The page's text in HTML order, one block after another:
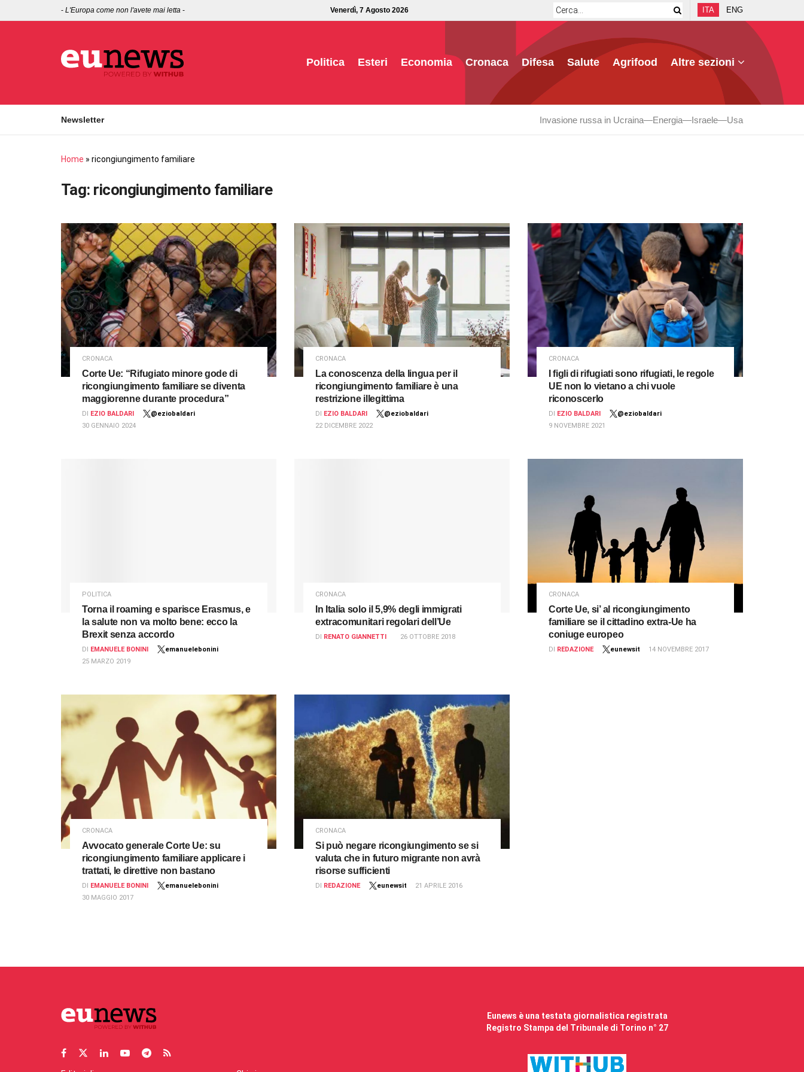
- L'Europa come non l'avete mai letta - Venerdì, 7 Agosto 2026 ITA ENG
Politica Esteri Economia Cronaca Difesa Salute Agrifood Altre sezioni
Newsletter Invasione russa in Ucraina Energia Israele Usa
Home » ricongiungimento familiare
Tag: ricongiungimento familiare
CRONACA
Corte Ue: “Rifugiato minore gode di
ricongiungimento familiare se diventa
maggiorenne durante procedura”
DI EZIO BALDARI
@eziobaldari
30 GENNAIO 2024
CRONACA
La conoscenza della lingua per il
ricongiungimento familiare è una
restrizione illegittima
DI EZIO BALDARI
@eziobaldari
22 DICEMBRE 2022
CRONACA
I figli di rifugiati sono rifugiati, le regole
UE non lo vietano a chi vuole
riconoscerlo
DI EZIO BALDARI
@eziobaldari
9 NOVEMBRE 2021
POLITICA
Torna il roaming e sparisce Erasmus, e
la salute non va molto bene: ecco la
Brexit senza accordo
DI EMANUELE BONINI
emanuelebonini
25 MARZO 2019
CRONACA
In Italia solo il 5,9% degli immigrati
extracomunitari regolari dell’Ue
DI RENATO GIANNETTI 26 OTTOBRE 2018
CRONACA
Corte Ue, si’ al ricongiungimento
familiare se il cittadino extra-Ue ha
coniuge europeo
DI REDAZIONE eunewsit 14 NOVEMBRE 2017
CRONACA
Avvocato generale Corte Ue: su
ricongiungimento familiare applicare i
trattati, le direttive non bastano
DI EMANUELE BONINI
emanuelebonini
30 MAGGIO 2017
CRONACA
Si può negare ricongiungimento se si
valuta che in futuro migrante non avrà
risorse sufficienti
DI REDAZIONE eunewsit 21 APRILE 2016
Eunews è una testata giornalistica registrata
Registro Stampa del Tribunale di Torino n° 27